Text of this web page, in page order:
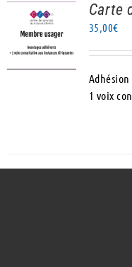
AJOUTER AU
PANIER
/
DÉTAILS
Carte
35,00€
1 voix